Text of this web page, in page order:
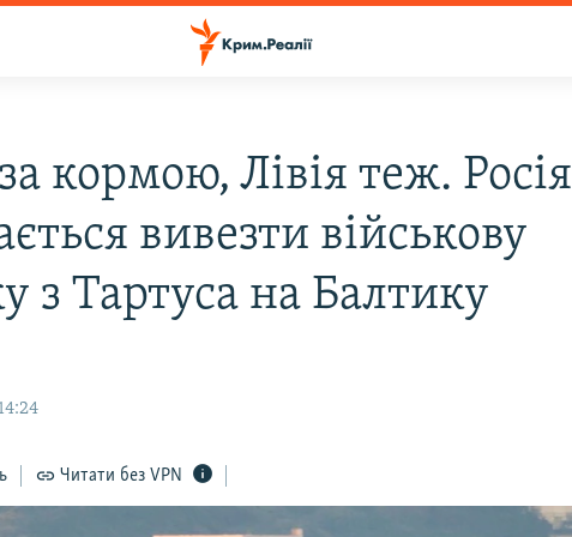
кормою, Лівія теж. Росія
вивезти військову
з Тартуса на Балтику
Читати без VPN